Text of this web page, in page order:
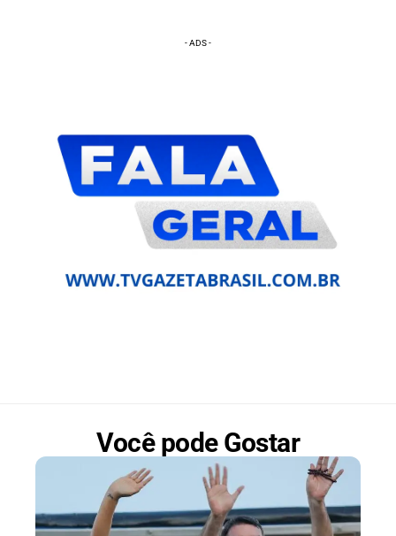
- ADS -
Você pode Gostar